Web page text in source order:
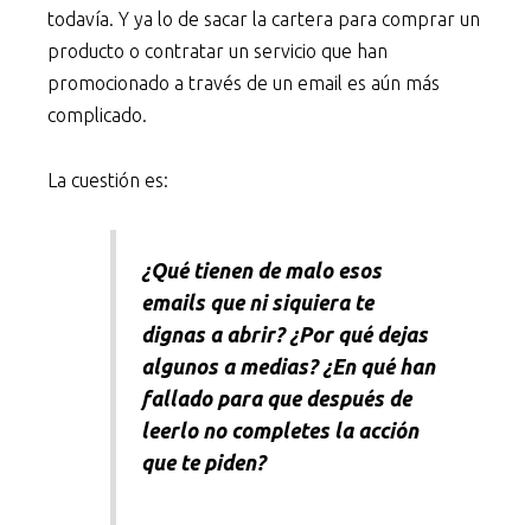
todavía. Y ya lo de sacar la cartera para comprar un
producto o contratar un servicio que han
promocionado a través de un email es aún más
complicado.
La cuestión es:
¿Qué tienen de malo esos
emails que ni siquiera te
dignas a abrir? ¿Por qué dejas
algunos a medias? ¿En qué han
fallado para que después de
leerlo no completes la acción
que te piden?